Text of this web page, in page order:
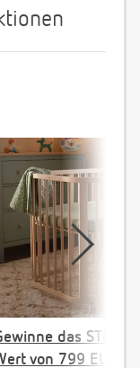
das
von 799 EUR